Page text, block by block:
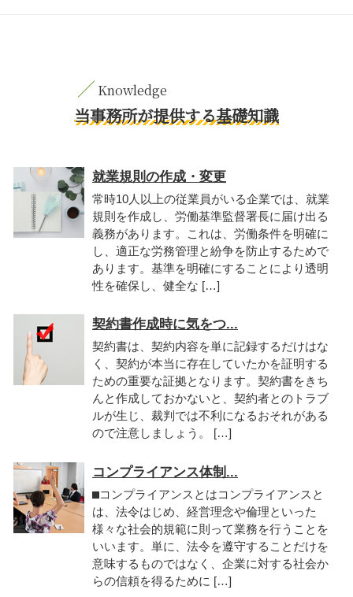
当事務所が提供する基礎知識
就業規則の作成・変更
常時10人以上の従業員がいる企業では、就業
規則を作成し、労働基準監督署長に届け出る
義務があります。これは、労働条件を明確に
し、適正な労務管理と紛争を防止するためで
あります。基準を明確にすることにより透明
性を確保し、健全な […]
契約書作成時に気をつ...
契約書は、契約内容を単に記録するだけはな
く、契約が本当に存在していたかを証明する
ための重要な証拠となります。契約書をきち
んと作成しておかないと、契約者とのトラブ
ルが生じ、裁判では不利になるおそれがある
ので注意しましょう。 […]
コンプライアンス体制...
⬛︎コンプライアンスとはコンプライアンスと
は、法令はじめ、経営理念や倫理といった
様々な社会的規範に則って業務を行うことを
いいます。単に、法令を遵守することだけを
意味するものではなく、企業に対する社会か
らの信頼を得るために […]